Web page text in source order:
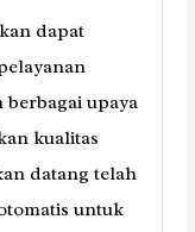
dapat
upaya
kualitas
datang telah
untuk